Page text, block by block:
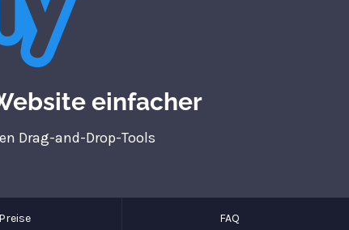
einfacher
Drag-and-Drop-Tools
Preise FAQ